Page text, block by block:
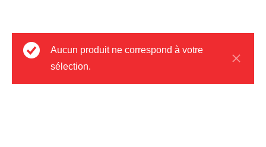
Aucun produit ne correspond à votre
sélection.